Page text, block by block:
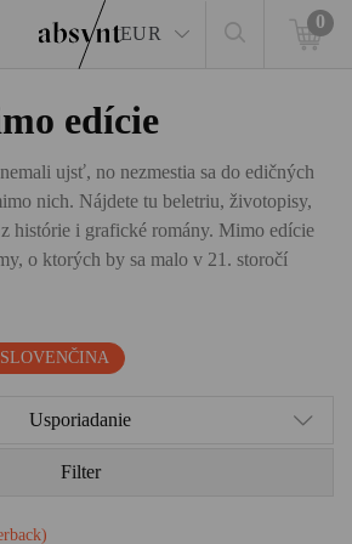
EUR
0
edície
ujsť, no nezmestia sa do edičných
nich. Nájdete tu beletriu, životopisy,
histórie i grafické romány. Mimo edície
o ktorých by sa malo v 21. storočí
SLOVENČINA
Usporiadanie
Filter